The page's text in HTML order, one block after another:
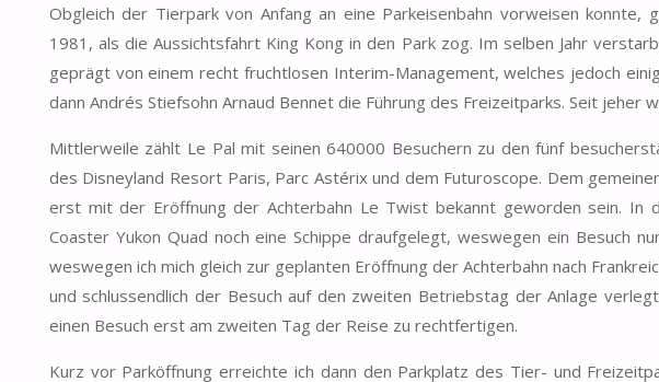
Obgleich der Tierpark von Anfang an eine Parkeisenbahn vorweisen konnte,
1981, als die Aussichtsfahrt King Kong in den Park zog. Im selben Jahr
geprägt von einem recht fruchtlosen Interim-Management, welches jedoch
dann Andrés Stiefsohn Arnaud Bennet die Führung des Freizeitparks. Seit jeher
Mittlerweile zählt Le Pal mit seinen 640000 Besuchern zu den fünf
des Disneyland Resort Paris, Parc Astérix und dem Futuroscope. Dem
erst mit der Eröffnung der Achterbahn Le Twist bekannt geworden sein. In
Coaster Yukon Quad noch eine Schippe draufgelegt, weswegen ein Besuch
weswegen ich mich gleich zur geplanten Eröffnung der Achterbahn nach
und schlussendlich der Besuch auf den zweiten Betriebstag der Anlage
einen Besuch erst am zweiten Tag der Reise zu rechtfertigen.
Kurz vor Parköffnung erreichte ich dann den Parkplatz des Tier- und